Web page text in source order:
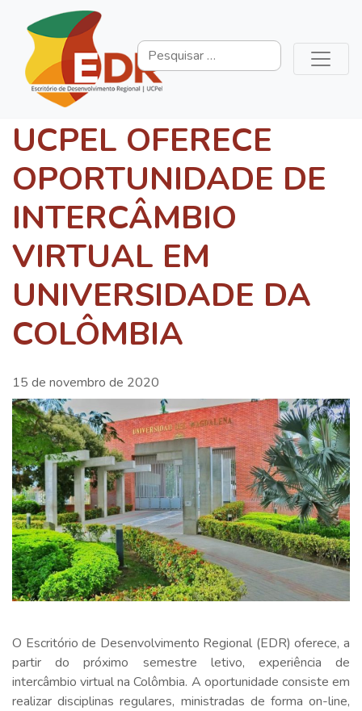
UCPEL OFERECE
OPORTUNIDADE DE
INTERCÂMBIO
VIRTUAL EM
UNIVERSIDADE DA
COLÔMBIA
15 de novembro de 2020
O Escritório de Desenvolvimento Regional (EDR) oferece, a
partir do próximo semestre letivo, experiência de
intercâmbio virtual na Colômbia. A oportunidade consiste em
realizar disciplinas regulares, ministradas de forma on-line,